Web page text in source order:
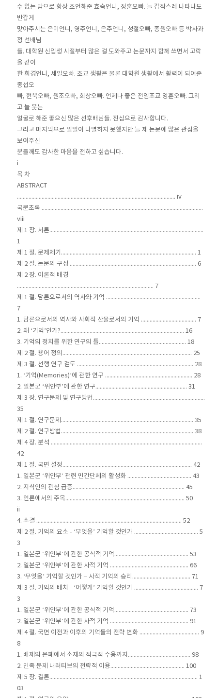
수 없는 맘으로 항상 조언해준 효숙언니, 정훈오빠. 늘 갑작스레 나타나도
반갑게
맞아주시는 은미언니, 영주언니, 은주언니, 성철오빠, 종원오빠 등 박사과
정 선배님
들. 대학원 신입생 시절부터 많은 걸 도와주고 논문까지 함께 쓰면서 고락
을 같이
한 희경언니, 세일오빠. 조교 생활은 물론 대학원 생활에서 활력이 되어준
종섭오
빠, 현욱오빠, 원조오빠, 희상오빠. 언제나 좋은 전임조교 양훈오빠. 그리
고 늘 웃는
얼굴로 해준 좋으신 많은 선후배님들. 진심으로 감사합니다.
그리고 마지막으로 일일이 나열하지 못했지만 늘 제 논문에 많은 관심을
보여주신
분들께도 감사한 마음을 전하고 싶습니다.
i
목 차
ABSTRACT
............................................................................................................. iv
국문초록 ...............................................................................................................
viii
제 1 장. 서론..........................................................................................................
1
제 1 절. 문제제기............................................................................................. 1
제 2 절. 논문의 구성 ....................................................................................... 6
제 2 장. 이론적 배경
.............................................................................................. 7
제 1 절. 담론으로서의 역사와 기억 .................................................................
7
1. 담론으로서의 역사와 사회적 산물로서의 기억 ...................................... 7
2. 왜 ‘기억’인가?..................................................................................... 16
3. 기억의 정치를 위한 연구의 틀............................................................ 18
제 2 절. 용어 정의......................................................................................... 25
제 3 절. 선행 연구 검토 ................................................................................ 28
1. ‘기억(Memories)’에 관한 연구 ............................................................ 28
2. 일본군 ‘위안부’에 관한 연구............................................................... 31
제 3 장. 연구문제 및 연구방법.............................................................................
35
제 1 절. 연구문제........................................................................................... 35
제 2 절. 연구방법........................................................................................... 38
제 4 장. 분석 ........................................................................................................
42
제 1 절. 국면 설정......................................................................................... 42
1. 일본군 ‘위안부’ 관련 민간단체의 활성화 ............................................ 43
2. 지식인의 관심 급증............................................................................. 45
3. 언론에서의 주목.................................................................................. 50
ii
4. 소결 .................................................................................................... 52
제 2 절. 기억의 요소 - ‘무엇을’ 기억할 것인가 ............................................ 5
3
1. 일본군 ‘위안부’에 관한 공식적 기억................................................... 53
2. 일본군 ‘위안부’에 관한 사적 기억 ...................................................... 66
3. ‘무엇을’ 기억할 것인가 – 사적 기억의 승리........................................ 71
제 3 절. 기억의 배치 - ‘어떻게’ 기억할 것인가 ............................................ 7
3
1. 일본군 ‘위안부’에 관한 공식적 기억................................................... 73
2. 일본군 ‘위안부’에 관한 사적 기억 ...................................................... 91
제 4 절. 국면 이전과 이후의 기억들의 전략 변화 ......................................... 9
8
1. 배제와 은폐에서 소재의 적극적 수용까지........................................... 98
2. 민족 문제 내러티브의 전략적 이용................................................... 100
제 5 장. 결론...................................................................................................... 1
03